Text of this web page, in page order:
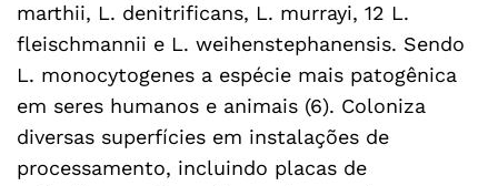
marthii, L. denitrificans, L. murrayi, 12 L.
fleischmannii e L. weihenstephanensis. Sendo
L. monocytogenes a espécie mais patogênica
em seres humanos e animais (6). Coloniza
diversas superfícies em instalações de
processamento, incluindo placas de